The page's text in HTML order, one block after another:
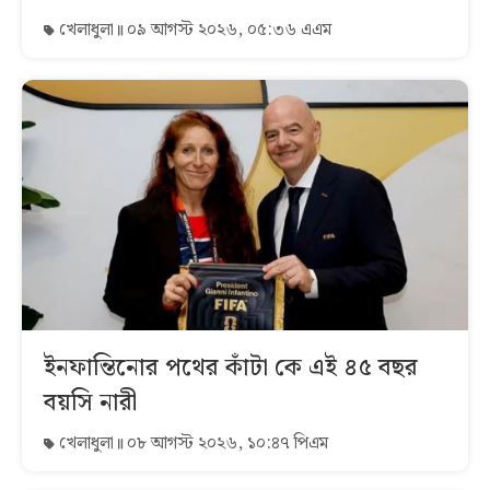
খেলাধুলা ০৯ আগস্ট ২০২৬, ০৫:৩৬ এএম
ইনফান্তিনোর পথের কাঁটা কে এই ৪৫ বছর
বয়সি নারী
খেলাধুলা ০৮ আগস্ট ২০২৬, ১০:৪৭ পিএম